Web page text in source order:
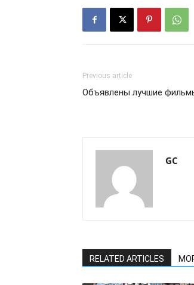
Previous article
Объявлены лучшие
GC
RELATED ARTICLES